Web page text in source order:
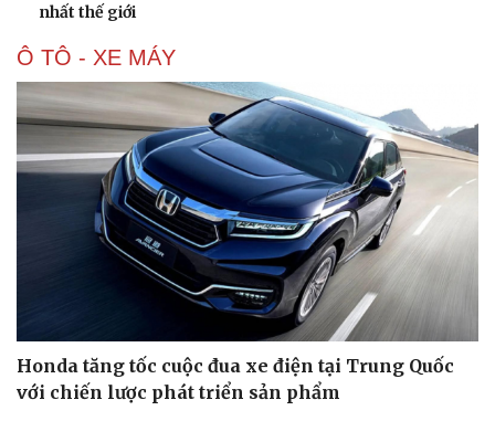
nhất thế giới
Ô TÔ - XE MÁY
Honda tăng tốc cuộc đua xe điện tại Trung Quốc
với chiến lược phát triển sản phẩm